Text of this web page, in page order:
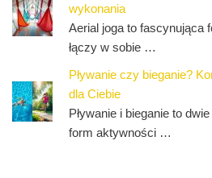
wykonania
Aerial joga to fascynująca
łączy w sobie …
Pływanie czy bieganie?
dla Ciebie
Pływanie i bieganie to
form aktywności …